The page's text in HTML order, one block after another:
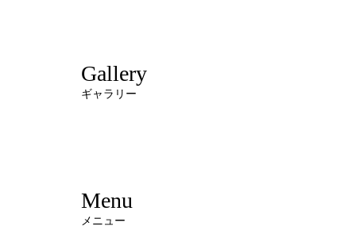
Gallery
ギャラリー
Menu
メニュー